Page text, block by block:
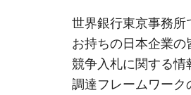
世界銀行東京事務
お持ちの日本企業
競争入札に関する
調達フレームワー